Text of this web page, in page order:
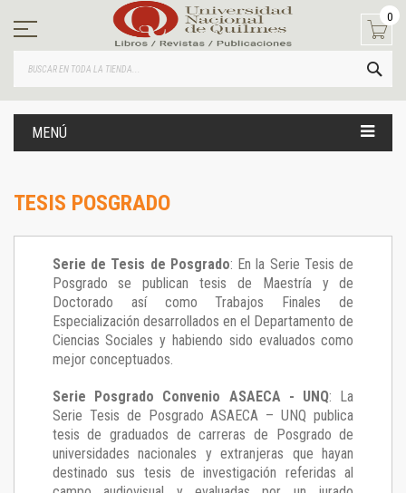
contenido
0
MENÚ
TESIS POSGRADO
Serie de Tesis de Posgrado: En la Serie Tesis de
Posgrado se publican tesis de Maestría y de
Doctorado así como Trabajos Finales de
Especialización desarrollados en el Departamento de
Ciencias Sociales y habiendo sido evaluados como
mejor conceptuados.
Serie Posgrado Convenio ASAECA - UNQ: La
Serie Tesis de Posgrado ASAECA – UNQ publica
tesis de graduados de carreras de Posgrado de
universidades nacionales y extranjeras que hayan
destinado sus tesis de investigación referidas al